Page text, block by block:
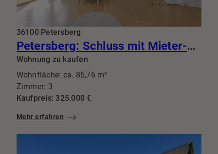
36100 Petersberg
Petersberg: Schluss mit Mieter-Lotto: Diese 3-Zimmer-Perle mit Balkon bringt Top-Mieter gleich mit
Wohnung zu kaufen
Wohnfläche: ca. 85,76 m²
Zimmer: 3
Kaufpreis: 325.000 €
Mehr erfahren